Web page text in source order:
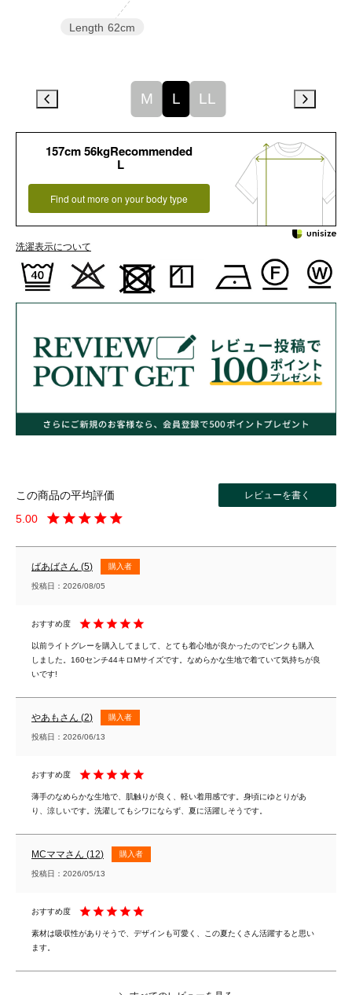
Length 62cm
M L LL
157cm 56kgRecommended
L
Find out more on your body type
洗濯表示について
5.00
ばあば 5 購入者
投稿日 2026/08/05
以前ライトグレーを購入してまして、とても着心地が良かったのでピンクも購入
しました。160センチ44キロMサイズです。なめらかな生地で着ていて気持ちが良
いです!
やあも 2 購入者
投稿日 2026/06/13
薄手のなめらかな生地で、肌触りが良く、軽い着用感です。身頃にゆとりがあ
り、涼しいです。洗濯してもシワにならず、夏に活躍しそうです。
MCママ 12 購入者
投稿日 2026/05/13
素材は吸収性がありそうで、デザインも可愛く、この夏たくさん活躍すると思い
ます。
レビューを書く